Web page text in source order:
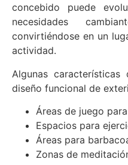
concebido puede
necesidades
convirtiéndose en un
actividad.
Algunas
diseño funcional de
Áreas de juego
Espacios para
Áreas para
Zonas de